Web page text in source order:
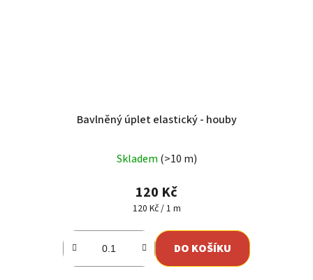
Bavlněný úplet elastický - houby
Skladem (>10 m)
120 Kč
Měrná
120 Kč / 1 m
DO KOŠÍKU